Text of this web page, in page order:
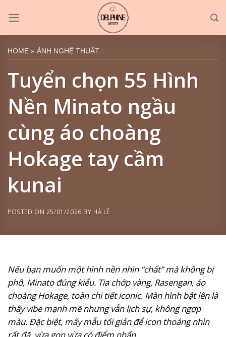
content
HOME » ẢNH NGHỆ THUẬT
Tuyển chọn 55 Hình
Nền Minato ngầu
cùng áo choàng
Hokage tay cầm
kunai
POSTED ON 25/01/2026 BY HÀ LÊ
Nếu bạn muốn một hình nền nhìn “chất” mà không bị
phô, Minato đúng kiểu. Tia chớp vàng, Rasengan, áo
choàng Hokage, toàn chi tiết iconic. Màn hình bật lên là
thấy vibe mạnh mẽ nhưng vẫn lịch sự, không ngợp
màu. Đặc biệt, mấy mẫu tối giản để icon thoáng nhìn